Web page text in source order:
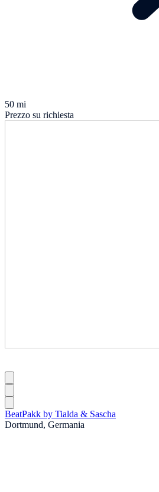
50 mi
Prezzo su richiesta
BeatPakk by Tialda & Sascha
Dortmund, Germania